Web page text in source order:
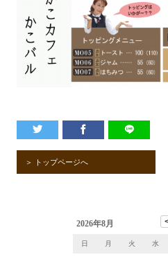
＞ トップページへ
2026年8月
日 月 火 水